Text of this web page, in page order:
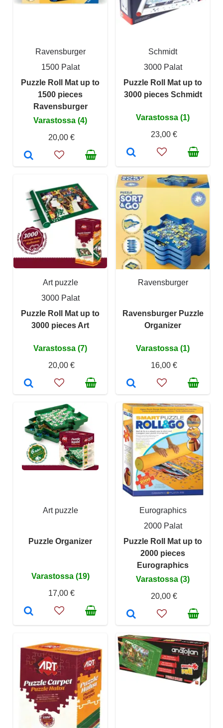
Ravensburger
1500 Palat
Puzzle Roll Mat up to
1500 pieces
Ravensburger
Varastossa (4)
20,00 €
Schmidt
3000 Palat
Puzzle Roll Mat up to
3000 pieces Schmidt
Varastossa (1)
23,00 €
Art puzzle
3000 Palat
Puzzle Roll Mat up to
3000 pieces Art
Varastossa (7)
20,00 €
Ravensburger
Ravensburger Puzzle
Organizer
Varastossa (1)
16,00 €
Art puzzle
Puzzle Organizer
Varastossa (19)
17,00 €
Eurographics
2000 Palat
Puzzle Roll Mat up to
2000 pieces
Eurographics
Varastossa (3)
20,00 €